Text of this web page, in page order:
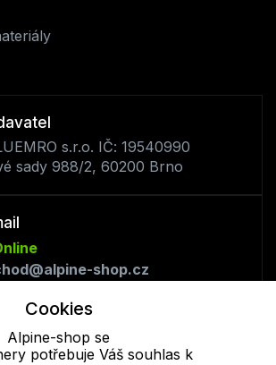
s.r.o. IČ: 19540990
sady 988/2, 60200 Brno
shop.cz
Cookies
Alpine-shop se
potřebuje Váš souhlas k